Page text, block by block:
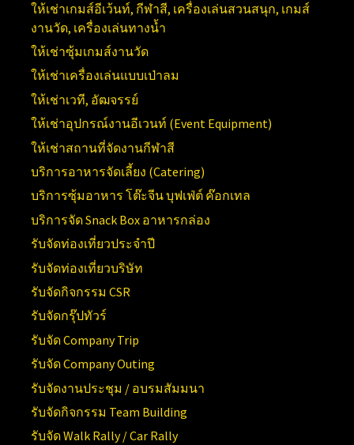
ให้เช่าเกมส์อีเว้นท์, กีฬาสี, เครื่องเล่นสวนสนุก, เกมส์
งานวัด, เครื่องเล่นทางน้ำ
ให้เช่าซุ้มเกมส์งานวัด
ให้เช่าเครื่องเล่นแบบเป่าลม
ให้เช่าเวที, อัฒจรรย์
ให้เช่าอุปกรณ์งานอีเวนท์ (Event Equipment)
ให้เช่าสถานที่จัดงานกีฬาสี
บริการอาหารจัดเลี้ยง (Catering)
บริการซุ้มอาหาร โต๊ะจีน บุฟเฟ่ต์ ค๊อกเทล
บริการจัด Snack Box อาหารกล่อง
รับจัดท่องเที่ยวประจำปี
รับจัดท่องเที่ยวบริษัท
รับจัดกิจกรรม CSR
รับจัดกรุ๊ปทัวร์
รับจัด Company Trip
รับจัด Company Outing
รับจัดงานประชุม / อบรมสัมมนา
รับจัดกิจกรรม Team Building
รับจัด Walk Rally / Car Rally